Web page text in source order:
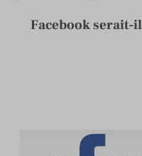
Facebook serait-